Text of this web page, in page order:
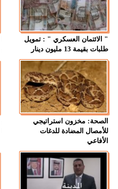
" الائتمان العسكري " : تمويل
طلبات بقيمة 13 مليون دينار
الصحة: مخزون استراتيجي
للأمصال المضادة للدغات
الأفاعي